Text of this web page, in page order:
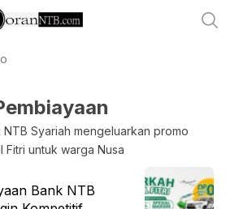
NTB Syariah mengeluarkan promo
Fitri untuk warga Nusa
Bank NTB